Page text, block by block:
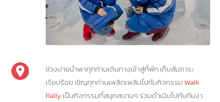
ช่วงบ่ายนำพาทุกท่านเดินทางเข้าสู่ที่พัก เก็บสัมภาระ
เรียบร้อย เชิญทุกท่านเพลิดเพลินไปกับกิจกรรม Walk
Rallyเป็นกิจกรรมที่สนุกสนานๆ ร่วมดำเนินไปกับทีมงา